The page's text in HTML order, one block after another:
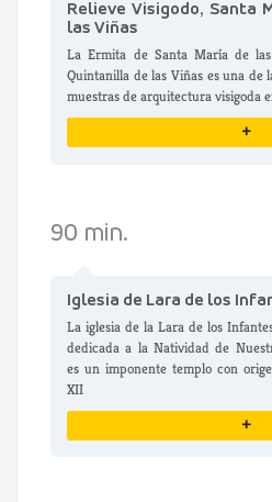
Relieve Visigodo, Santa
las Viñas
La Ermita de Santa María de
Quintanilla de las Viñas es una de
muestras de arquitectura visigoda
+
90 min.
Iglesia de Lara de los
La iglesia de la Lara de los
dedicada a la Natividad de
es un imponente templo con
XII
+